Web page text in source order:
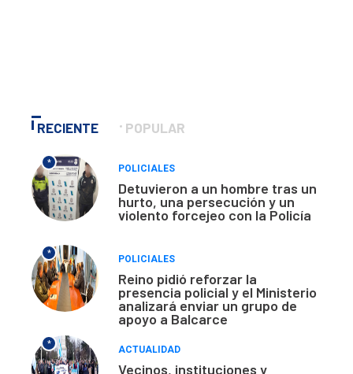
RECIENTE POPULAR
*
POLICIALES
Detuvieron a un hombre tras un
hurto, una persecución y un
violento forcejeo con la Policía
*
POLICIALES
Reino pidió reforzar la
presencia policial y el Ministerio
analizará enviar un grupo de
apoyo a Balcarce
*
ACTUALIDAD
Vecinos, instituciones y